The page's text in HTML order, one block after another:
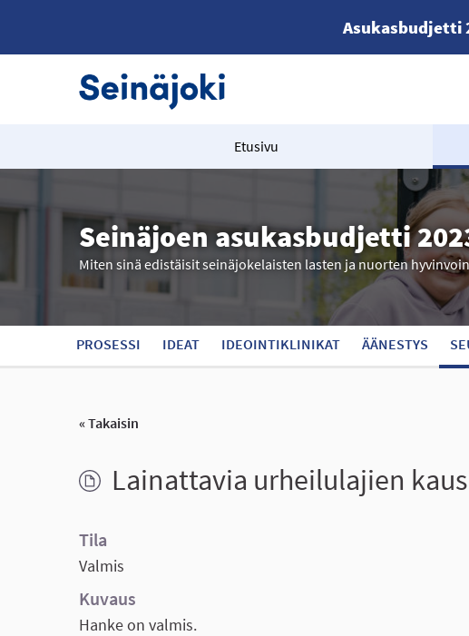
Asukasbudjetti
Etusivu
Seinäjoen asukasbudjetti
Miten sinä edistäisit seinäjokelaisten lasten ja nuorten
PROSESSI IDEAT IDEOINTIKLINIKAT ÄÄNESTYS
« Takaisin
Lainattavia urheilulajien
Tila
Valmis
Kuvaus
Hanke on valmis.